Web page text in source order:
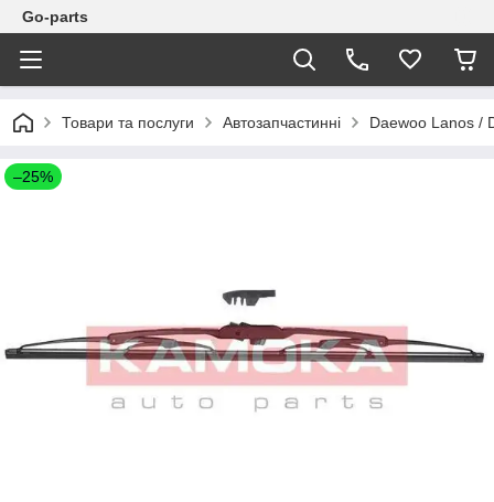
Go-parts
Товари та послуги Автозапчастинні Daewoo Lanos /
–25%